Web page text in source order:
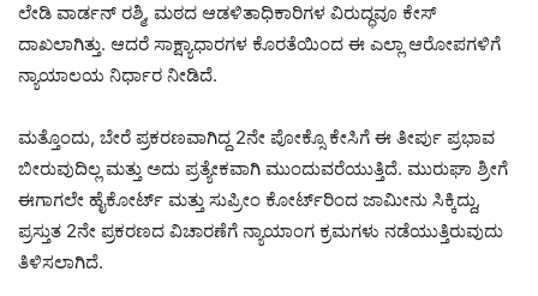
ಲೇಡಿ ವಾರ್ಡನ್ ರಶ್ಮಿ, ಮಠದ ಆಡಳಿತಾಧಿಕಾರಿಗಳ ವಿರುದ್ಧವೂ ಕೇಸ್
ದಾಖಲಾಗಿತ್ತು. ಆದರೆ ಸಾಕ್ಷ್ಯಾಧಾರಗಳ ಕೊರತೆಯಿಂದ ಈ ಎಲ್ಲಾ ಆರೋಪಗಳಿಗೆ
ನ್ಯಾಯಾಲಯ ನಿರ್ಧಾರ ನೀಡಿದೆ.
ಮತ್ತೊಂದು, ಬೇರೆ ಪ್ರಕರಣವಾಗಿದ್ದ 2ನೇ ಪೋಕ್ಸೊ ಕೇಸಿಗೆ ಈ ತೀರ್ಪು ಪ್ರಭಾವ
ಬೀರುವುದಿಲ್ಲ ಮತ್ತು ಅದು ಪ್ರತ್ಯೇಕವಾಗಿ ಮುಂದುವರೆಯುತ್ತಿದೆ. ಮುರುಘಾ ಶ್ರೀಗೆ
ಈಗಾಗಲೇ ಹೈಕೋರ್ಟ್ ಮತ್ತು ಸುಪ್ರೀಂ ಕೋರ್ಟ್‌ರಿಂದ ಜಾಮೀನು ಸಿಕ್ಕಿದ್ದು,
ಪ್ರಸ್ತುತ 2ನೇ ಪ್ರಕರಣದ ವಿಚಾರಣೆಗೆ ನ್ಯಾಯಾಂಗ ಕ್ರಮಗಳು ನಡೆಯುತ್ತಿರುವುದು
ತಿಳಿಸಲಾಗಿದೆ.